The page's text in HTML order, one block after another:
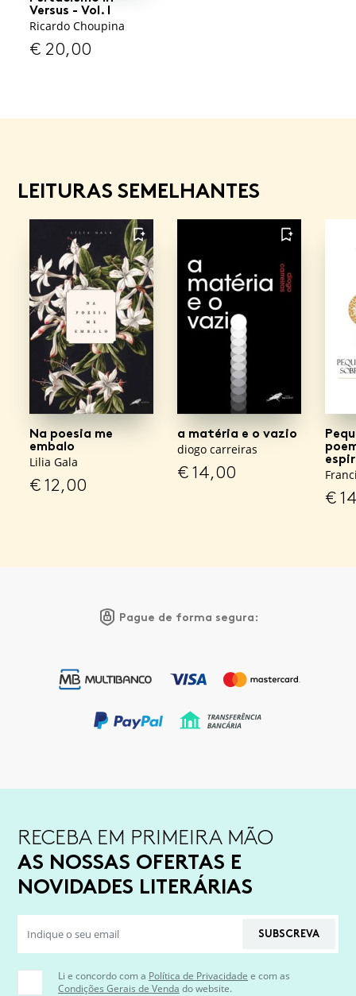
Versus - Vol. I
Ricardo Choupina
€ 20,00
LEITURAS SEMELHANTES
FAVORITO
Na poesia me
embalo
Lilia Gala
€12,00
FAVORITO
a matéria e o vazio
diogo carreiras
€14,00
€
Pague de forma segura:
RECEBA EM PRIMEIRA MÃO
AS NOSSAS OFERTAS E
NOVIDADES LITERÁRIAS
SUBSCREVA
Li e concordo com a Política de Privacidade e com as
Condições Gerais de Venda do website.